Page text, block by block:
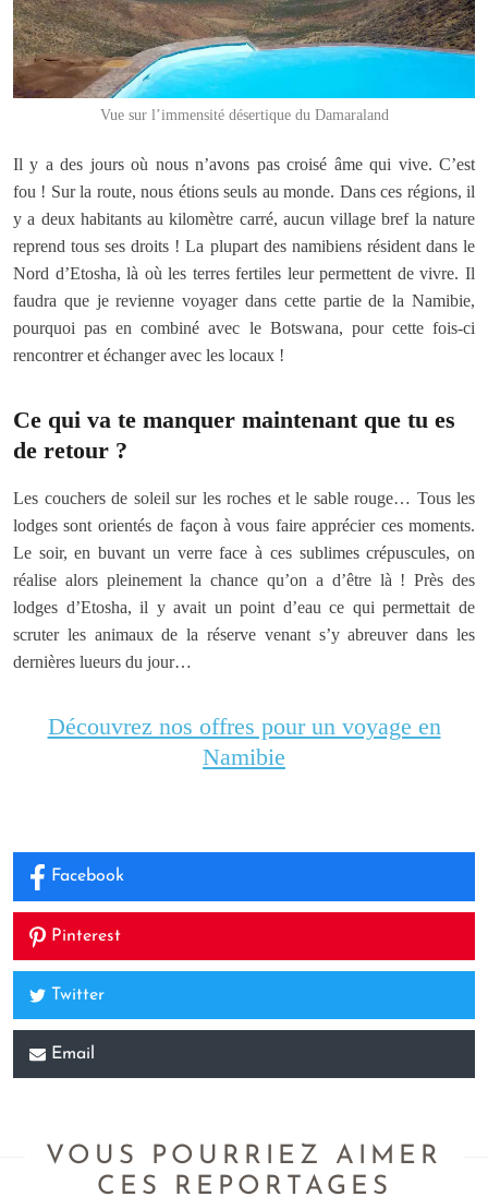
Vue sur l’immensité désertique du Damaraland
Il y a des jours où nous n’avons pas croisé âme qui vive. C’est
fou ! Sur la route, nous étions seuls au monde. Dans ces régions, il
y a deux habitants au kilomètre carré, aucun village bref la nature
reprend tous ses droits ! La plupart des namibiens résident dans le
Nord d’Etosha, là où les terres fertiles leur permettent de vivre. Il
faudra que je revienne voyager dans cette partie de la Namibie,
pourquoi pas en combiné avec le Botswana, pour cette fois-ci
rencontrer et échanger avec les locaux !
Ce qui va te manquer maintenant que tu es
de retour ?
Les couchers de soleil sur les roches et le sable rouge… Tous les
lodges sont orientés de façon à vous faire apprécier ces moments.
Le soir, en buvant un verre face à ces sublimes crépuscules, on
réalise alors pleinement la chance qu’on a d’être là ! Près des
lodges d’Etosha, il y avait un point d’eau ce qui permettait de
scruter les animaux de la réserve venant s’y abreuver dans les
dernières lueurs du jour…
Découvrez nos offres pour un voyage en
Namibie
Facebook
Pinterest
Twitter
Email
VOUS POURRIEZ AIMER
CES REPORTAGES